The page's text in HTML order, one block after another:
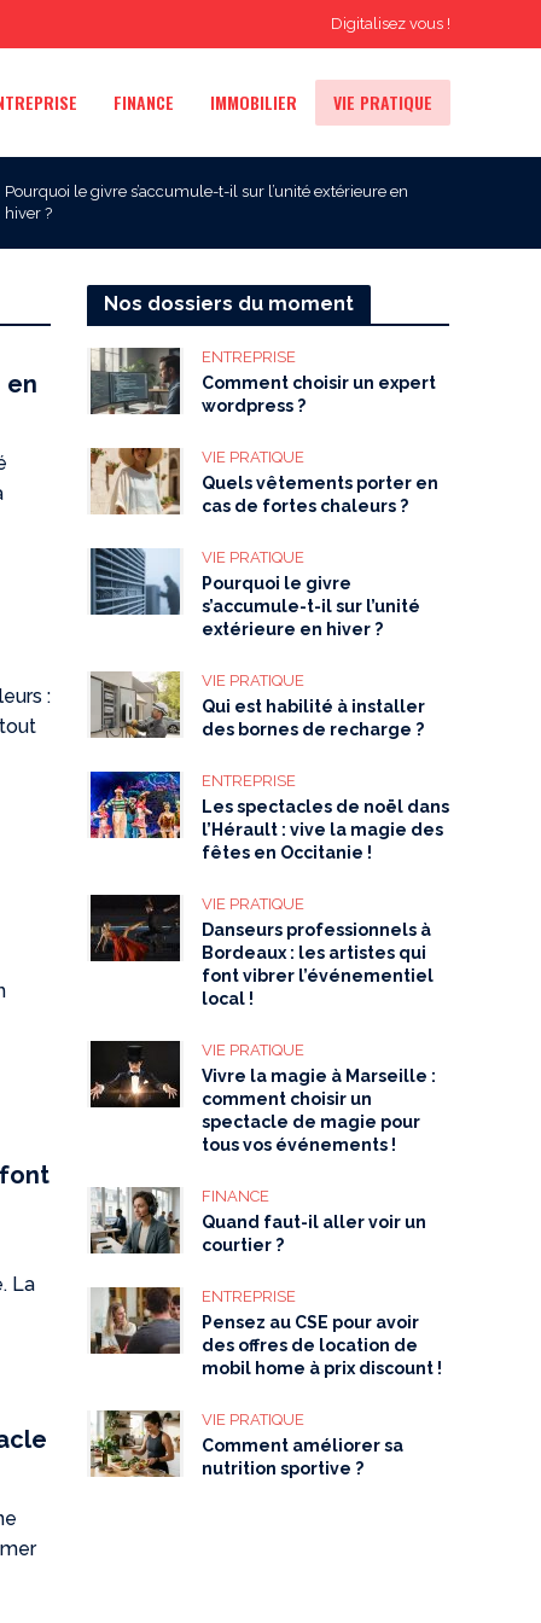
Digitalisez vous !
FINANCE IMMOBILIER VIE PRATIQUE
Pourquoi le givre s’accumule-t-il sur l’unité extérieure en
hiver ?
en
:
La
Nos dossiers du moment
ENTREPRISE
Comment choisir un expert
wordpress ?
VIE PRATIQUE
Quels vêtements porter en
cas de fortes chaleurs ?
VIE PRATIQUE
Pourquoi le givre
s’accumule-t-il sur l’unité
extérieure en hiver ?
VIE PRATIQUE
Qui est habilité à installer
des bornes de recharge ?
ENTREPRISE
Les spectacles de noël dans
l’Hérault : vive la magie des
fêtes en Occitanie !
VIE PRATIQUE
Danseurs professionnels à
Bordeaux : les artistes qui
font vibrer l’événementiel
local !
VIE PRATIQUE
Vivre la magie à Marseille :
comment choisir un
spectacle de magie pour
tous vos événements !
FINANCE
Quand faut-il aller voir un
courtier ?
ENTREPRISE
Pensez au CSE pour avoir
des offres de location de
mobil home à prix discount !
VIE PRATIQUE
Comment améliorer sa
nutrition sportive ?